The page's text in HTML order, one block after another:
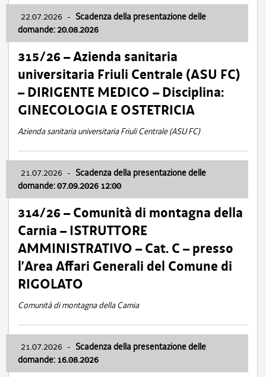
22.07.2026 - Scadenza della presentazione delle
domande: 20.08.2026
315/26 – Azienda sanitaria
universitaria Friuli Centrale (ASU FC)
– DIRIGENTE MEDICO – Disciplina:
GINECOLOGIA E OSTETRICIA
Azienda sanitaria universitaria Friuli Centrale (ASU FC)
21.07.2026 - Scadenza della presentazione delle
domande: 07.09.2026 12:00
314/26 – Comunità di montagna della
Carnia – ISTRUTTORE
AMMINISTRATIVO – Cat. C – presso
l’Area Affari Generali del Comune di
RIGOLATO
Comunità di montagna della Carnia
21.07.2026 - Scadenza della presentazione delle
domande: 16.08.2026